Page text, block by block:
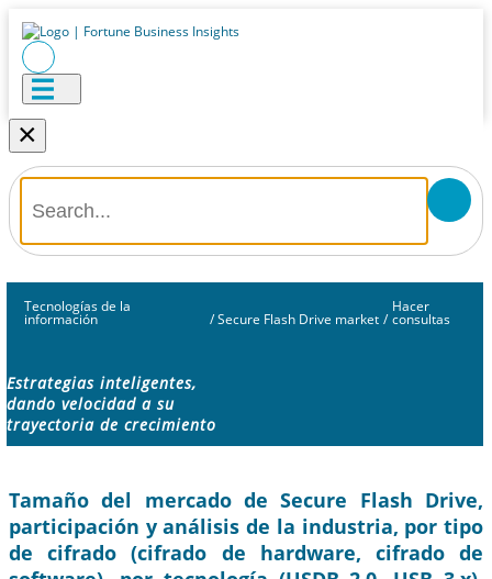
×
Tecnologías de la
información / Secure Flash Drive market /
Hacer
consultas
Estrategias inteligentes,
dando velocidad a su
trayectoria de crecimiento
Tamaño del mercado de Secure Flash Drive,
participación y análisis de la industria, por tipo
de cifrado (cifrado de hardware, cifrado de